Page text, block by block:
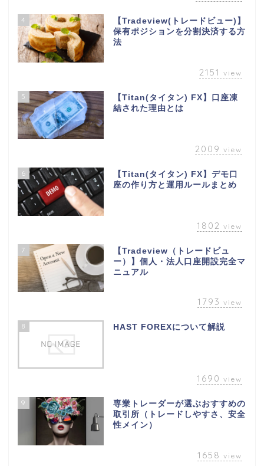
4
【Tradeview(トレードビュー)】
保有ポジションを分割決済する方
法
2151 view
5
【Titan(タイタン) FX】口座凍
結された理由とは
2009 view
6
【Titan(タイタン) FX】デモ口
座の作り方と運用ルールまとめ
1802 view
7
【Tradeview（トレードビュ
ー）】個人・法人口座開設完全マ
ニュアル
1793 view
8 HAST FOREXについて解説
1690 view
9
専業トレーダーが選ぶおすすめの
取引所（トレードしやすさ、安全
性メイン）
1658 view